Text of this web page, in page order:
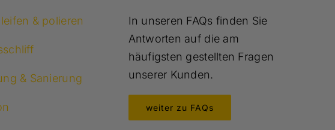
& polieren
& Sanierung
In unseren FAQs finden Sie
Antworten auf die am
häufigsten gestellten Fragen
unserer Kunden.
weiter zu FAQs